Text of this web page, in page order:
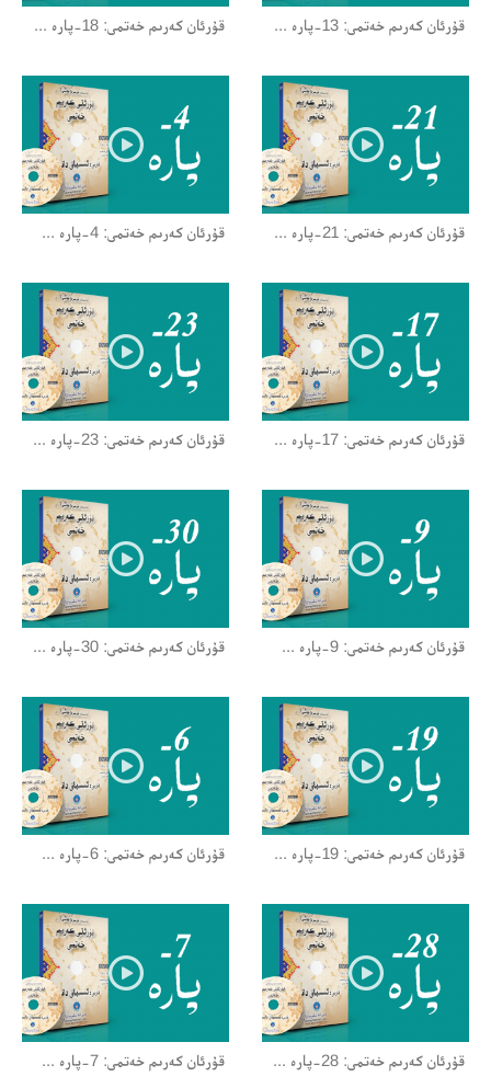
قۇرئان كەرىم خەتمى: 13-پارە ... قۇرئان كەرىم خەتمى: 18-پارە ...
قۇرئان كەرىم خەتمى: 21-پارە ... قۇرئان كەرىم خەتمى: 4-پارە ...
قۇرئان كەرىم خەتمى: 17-پارە ... قۇرئان كەرىم خەتمى: 23-پارە ...
قۇرئان كەرىم خەتمى: 9-پارە ... قۇرئان كەرىم خەتمى: 30-پارە ...
قۇرئان كەرىم خەتمى: 19-پارە ... قۇرئان كەرىم خەتمى: 6-پارە ...
قۇرئان كەرىم خەتمى: 28-پارە ... قۇرئان كەرىم خەتمى: 7-پارە ...